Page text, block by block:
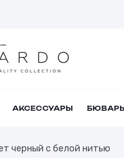
АКСЕССУАРЫ
черный с белой нитью